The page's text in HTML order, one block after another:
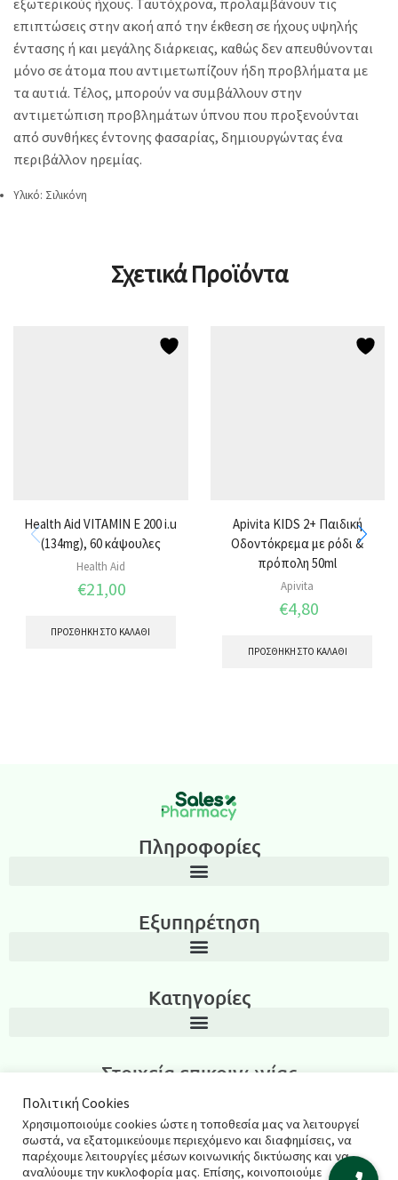
εξωτερικούς ήχους. Ταυτόχρονα, προλαμβάνουν τις
επιπτώσεις στην ακοή από την έκθεση σε ήχους υψηλής
έντασης ή και μεγάλης διάρκειας, καθώς δεν απευθύνονται
μόνο σε άτομα που αντιμετωπίζουν ήδη προβλήματα με
τα αυτιά. Τέλος, μπορούν να συμβάλλουν στην
αντιμετώπιση προβλημάτων ύπνου που προξενούνται
από συνθήκες έντονης φασαρίας, δημιουργώντας ένα
περιβάλλον ηρεμίας.
Υλικό: Σιλικόνη
Σχετικά Προϊόντα
Health Aid VITAMIN E 200 i.u
(134mg), 60 κάψουλες
Health Aid
€21,00
ΠΡΟΣΘΉΚΗ ΣΤΟ ΚΑΛΆΘΙ
Apivita KIDS 2+ Παιδική
Οδοντόκρεμα με ρόδι &
πρόπολη 50ml
Apivita
€4,80
ΠΡΟΣΘΉΚΗ ΣΤΟ ΚΑΛΆΘΙ
Πληροφορίες
Εξυπηρέτηση
Κατηγορίες
Στοιχεία επικοινωνίας
Λεωνίδα Ιασωνίδου 3, Περιοχή Καμάρα, Θεσσαλονίκη T.K.: 54635
2311270795
salespharmacyshop@gmail.com
Πολιτική Cookies
Χρησιμοποιούμε cookies ώστε η τοποθεσία μας να λειτουργεί
σωστά, να εξατομικεύουμε περιεχόμενο και διαφημίσεις, να
παρέχουμε λειτουργίες μέσων κοινωνικής δικτύωσης και να
αναλύουμε την κυκλοφορία μας. Επίσης, κοινοποιούμε